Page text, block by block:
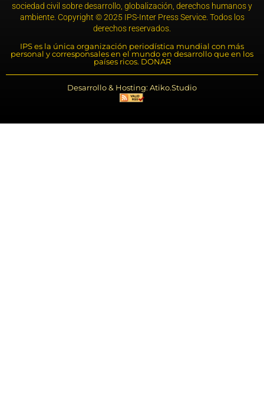
sociedad civil sobre desarrollo, globalización, derechos humanos y
ambiente. Copyright © 2025 IPS-Inter Press Service. Todos los
derechos reservados.
IPS es la única organización periodística mundial con más
personal y corresponsales en el mundo en desarrollo que en los
países ricos. DONAR
Desarrollo & Hosting: Atiko.Studio